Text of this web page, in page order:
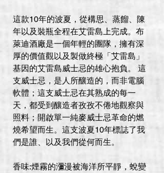
這款10年的波夏，從構思、蒸餾、陳
年以及裝瓶全程在艾雷島上完成。布
萊迪酒廠是一個年輕的團隊，擁有深
厚的價值觀以及製做終極「艾雷島」
基因的艾雷島威士忌的雄心抱負。 這
支威士忌，是人所釀造的，而非電腦
軟體；這支威士忌在其熟成的每一
天，都受到釀造者孜孜不倦地觀察與
照料；開啟單一純麥威士忌革命的燃
燒希望而生。這支波夏10年標誌了我
們是誰、以及我們從何而生。
香味:煙霧的瀰漫被海洋所平靜，蛻變